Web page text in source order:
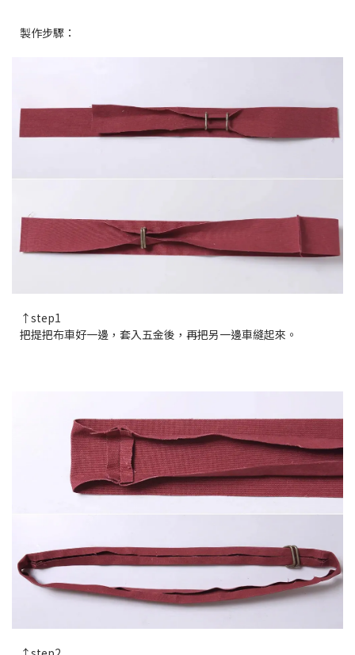
製作步驟：
↑step1
把提把布車好一邊，套入五金後，再把另一邊車縫起來。